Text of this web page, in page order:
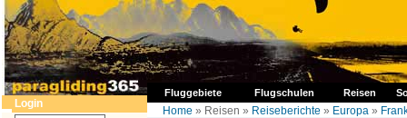
Fluggebiete Flugschulen Reisen
Login
Home » Reisen » Reiseberichte » Europa »